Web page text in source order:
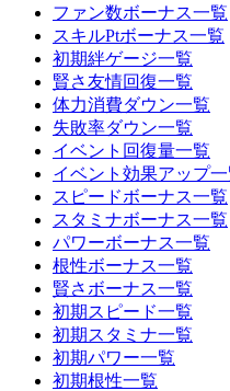
ファン数ボーナス一覧
スキルPtボーナス一覧
初期絆ゲージ一覧
賢さ友情回復一覧
体力消費ダウン一覧
失敗率ダウン一覧
イベント回復量一覧
イベント効果アップ一
スピードボーナス一覧
スタミナボーナス一覧
パワーボーナス一覧
根性ボーナス一覧
賢さボーナス一覧
初期スピード一覧
初期スタミナ一覧
初期パワー一覧
初期根性一覧